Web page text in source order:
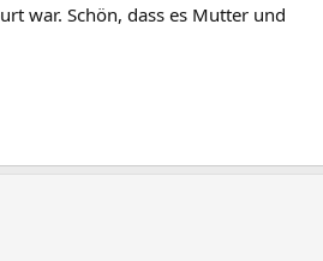
war. Schön, dass es Mutter und